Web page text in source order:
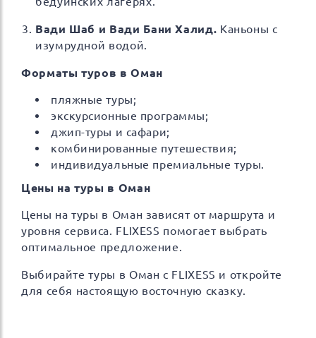
Вади Шаб и Вади Бани Халид. Каньоны с
изумрудной водой.
Форматы туров в Оман
пляжные туры;
экскурсионные программы;
джип-туры и сафари;
комбинированные путешествия;
индивидуальные премиальные туры.
Цены на туры в Оман
Цены на туры в Оман зависят от маршрута и
уровня сервиса. FLIXESS помогает выбрать
оптимальное предложение.
Выбирайте туры в Оман с FLIXESS и откройте
для себя настоящую восточную сказку.